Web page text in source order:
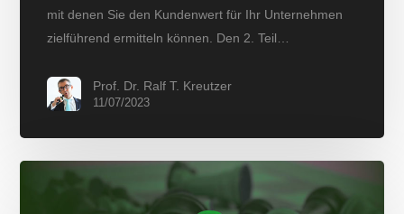
mit denen Sie den Kundenwert für Ihr Unternehmen
zielführend ermitteln können. Den 2. Teil…
Prof. Dr. Ralf T. Kreutzer
11/07/2023